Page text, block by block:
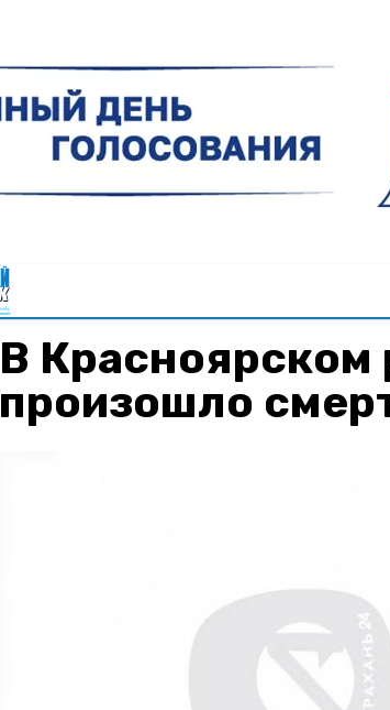
В Красноярском
произошло